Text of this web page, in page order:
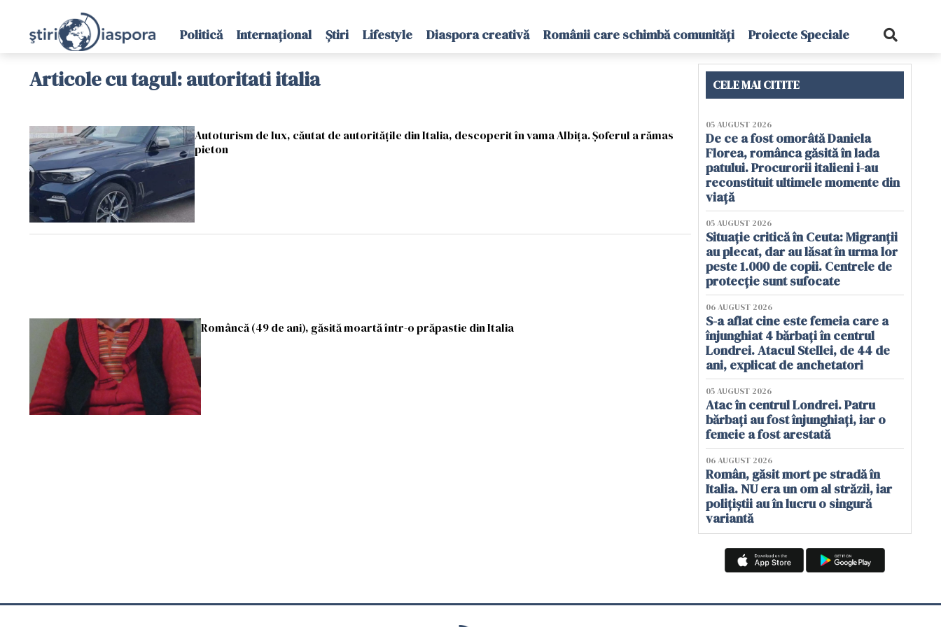
Politică Internațional Știri Lifestyle Diaspora creativă Românii care schimbă comunități Proiecte Speciale
Articole cu tagul: autoritati italia
Autoturism de lux, căutat de autorităţile din Italia, descoperit în vama Albița. Șoferul a rămas
pieton
Româncă (49 de ani), găsită moartă într-o prăpastie din Italia
CELE MAI CITITE
05 AUGUST 2026
De ce a fost omorâtă Daniela
Florea, românca găsită în lada
patului. Procurorii italieni i-au
reconstituit ultimele momente din
viață
05 AUGUST 2026
Situație critică în Ceuta: Migranții
au plecat, dar au lăsat în urma lor
peste 1.000 de copii. Centrele de
protecție sunt sufocate
06 AUGUST 2026
S-a aflat cine este femeia care a
înjunghiat 4 bărbați în centrul
Londrei. Atacul Stellei, de 44 de
ani, explicat de anchetatori
05 AUGUST 2026
Atac în centrul Londrei. Patru
bărbați au fost înjunghiați, iar o
femeie a fost arestată
06 AUGUST 2026
Român, găsit mort pe stradă în
Italia. NU era un om al străzii, iar
polițiștii au în lucru o singură
variantă